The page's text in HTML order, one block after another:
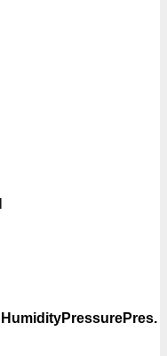
HumidityPressurePres.